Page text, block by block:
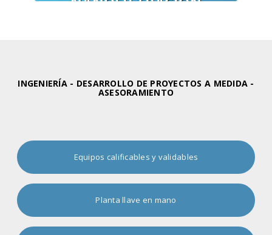
INGENIERÍA - DESARROLLO DE PROYECTOS A MEDIDA -
ASESORAMIENTO
Equipos calificables y validables
Planta llave en mano